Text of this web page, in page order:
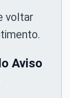
voltar
Aviso